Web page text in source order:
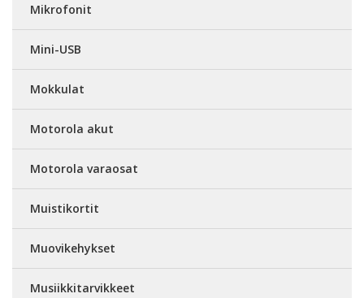
Mikrofonit
Mini-USB
Mokkulat
Motorola akut
Motorola varaosat
Muistikortit
Muovikehykset
Musiikkitarvikkeet